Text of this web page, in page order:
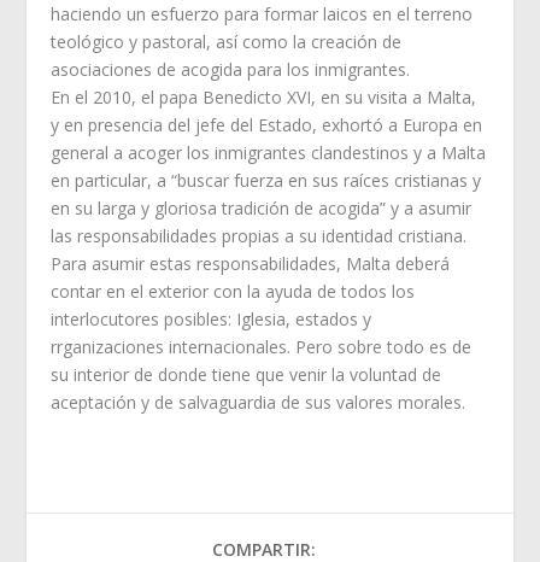
haciendo un esfuerzo para formar laicos en el terreno
teológico y pastoral, así como la creación de
asociaciones de acogida para los inmigrantes.
En el 2010, el papa Benedicto XVI, en su visita a Malta,
y en presencia del jefe del Estado, exhortó a Europa en
general a acoger los inmigrantes clandestinos y a Malta
en particular, a “buscar fuerza en sus raíces cristianas y
en su larga y gloriosa tradición de acogida” y a asumir
las responsabilidades propias a su identidad cristiana.
Para asumir estas responsabilidades, Malta deberá
contar en el exterior con la ayuda de todos los
interlocutores posibles: Iglesia, estados y
rrganizaciones internacionales. Pero sobre todo es de
su interior de donde tiene que venir la voluntad de
aceptación y de salvaguardia de sus valores morales.
COMPARTIR: